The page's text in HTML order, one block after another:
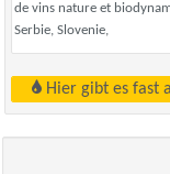
de vins nature et
Serbie, Slovenie,
Hier gibt es fast